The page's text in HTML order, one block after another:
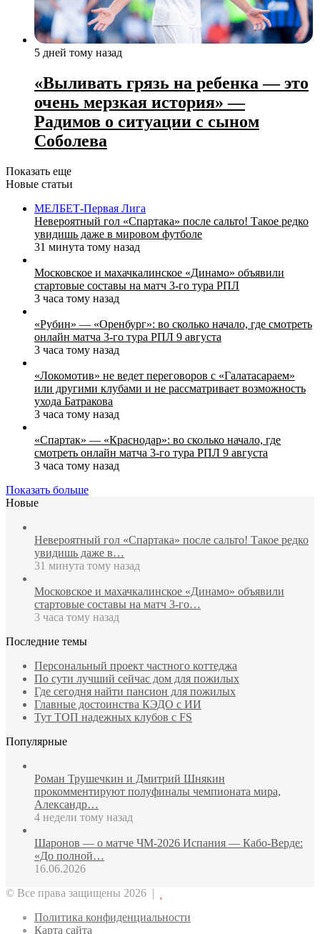
5 дней тому назад
«Выливать грязь на ребенка — это
очень мерзкая история» —
Радимов о ситуации с сыном
Соболева
Показать еще
Новые статьи
МЕЛБЕТ-Первая Лига
Невероятный гол «Спартака» после сальто! Такое редко
увидишь даже в мировом футболе
31 минута тому назад
Московское и махачкалинское «Динамо» объявили
стартовые составы на матч 3‑го тура РПЛ
3 часа тому назад
«Рубин» — «Оренбург»: во сколько начало, где смотреть
онлайн матча 3‑го тура РПЛ 9 августа
3 часа тому назад
«Локомотив» не ведет переговоров с «Галатасараем»
или другими клубами и не рассматривает возможность
ухода Батракова
3 часа тому назад
«Спартак» — «Краснодар»: во сколько начало, где
смотреть онлайн матча 3‑го тура РПЛ 9 августа
3 часа тому назад
Показать больше
Новые
Невероятный гол «Спартака» после сальто! Такое редко
увидишь даже в…
31 минута тому назад
Московское и махачкалинское «Динамо» объявили
стартовые составы на матч 3‑го…
3 часа тому назад
Последние темы
Персональный проект частного коттеджа
По сути лучший сейчас дом для пожилых
Где сегодня найти пансион для пожилых
Главные достоинства КЭДО с ИИ
Тут ТОП надежных клубов с FS
Популярные
Роман Трушечкин и Дмитрий Шнякин
прокомментируют полуфиналы чемпионата мира,
Александр…
4 недели тому назад
Шаронов — о матче ЧМ‑2026 Испания — Кабо‑Верде:
«До полной…
16.06.2026
© Все права защищены 2026 |
Политика конфиденциальности
Карта сайта